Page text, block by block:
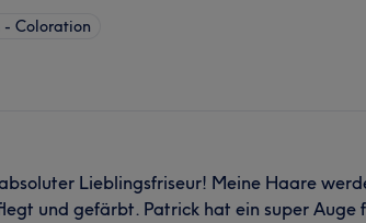
- Coloration
Lieblingsfriseur! Meine Haare
und gefärbt. Patrick hat ein super Auge